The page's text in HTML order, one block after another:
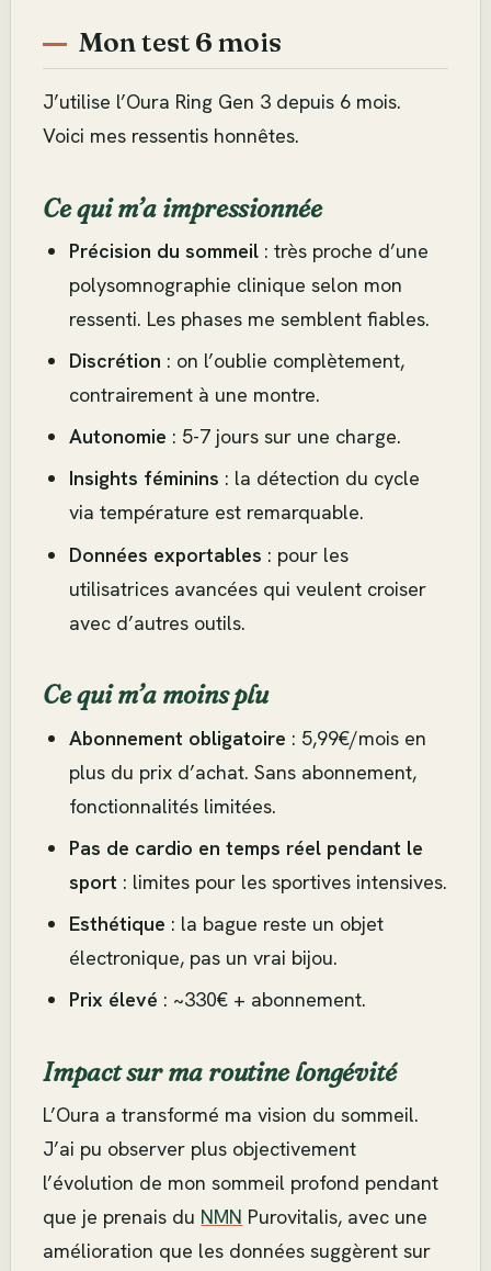
Mon test 6 mois
J’utilise l’Oura Ring Gen 3 depuis 6 mois.
Voici mes ressentis honnêtes.
Ce qui m’a impressionnée
Précision du sommeil: très proche d’une
polysomnographie clinique selon mon
ressenti. Les phases me semblent fiables.
Discrétion : on l’oublie complètement,
contrairement à une montre.
Autonomie : 5-7 jours sur une charge.
Insights féminins : la détection du cycle
via température est remarquable.
Données exportables : pour les
utilisatrices avancées qui veulent croiser
avec d’autres outils.
Ce qui m’a moins plu
Abonnement obligatoire : 5,99€/mois en
plus du prix d’achat. Sans abonnement,
fonctionnalités limitées.
Pas de cardio en temps réel pendant le
sport : limites pour les sportives intensives.
Esthétique : la bague reste un objet
électronique, pas un vrai bijou.
Prix élevé : ~330€ + abonnement.
Impact sur ma routine longévité
L’Oura a transformé ma vision du sommeil.
J’ai pu observer plus objectivement
l’évolution de mon sommeil profond pendant
que je prenais du NMN Purovitalis, avec une
amélioration que les données suggèrent sur